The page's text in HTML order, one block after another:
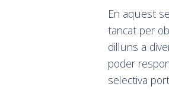
En aquest
tancat per
dilluns a
poder
selectiva